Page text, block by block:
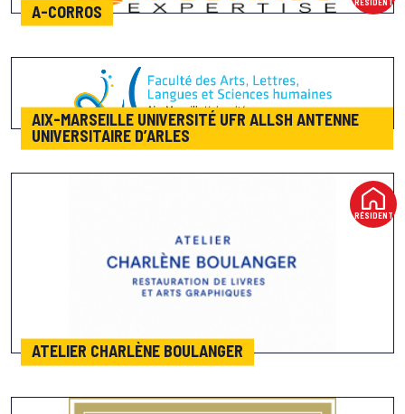
RÉSIDENT
A-CORROS
AIX-MARSEILLE UNIVERSITÉ UFR ALLSH ANTENNE
UNIVERSITAIRE D’ARLES
RÉSIDENT
ATELIER CHARLÈNE BOULANGER